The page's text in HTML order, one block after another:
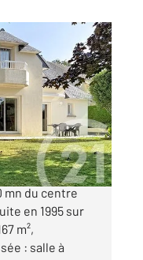
mn du centre
en 1995 sur
m²,
: salle à